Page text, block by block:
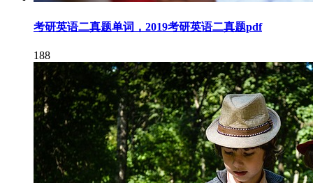
考研英语二真题单词，2019考研英语二真题pdf
188